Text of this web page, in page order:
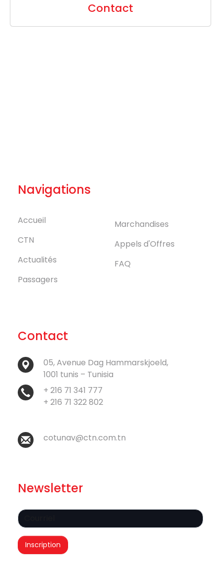
Contact
Navigations
Accueil
CTN
Actualités
Passagers
Marchandises
Appels d'Offres
FAQ
Contact
05, Avenue Dag Hammarskjoeld,
1001 tunis – Tunisia
+ 216 71 341 777
+ 216 71 322 802
cotunav@ctn.com.tn
Newsletter